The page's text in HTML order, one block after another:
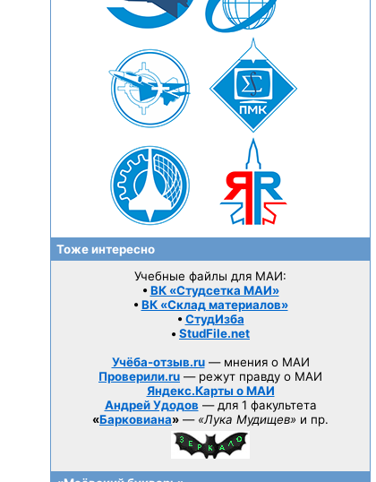
Тоже интересно
Учебные файлы для МАИ:
• ВК «Студсетка МАИ»
• ВК «Склад материалов»
• СтудИзба
• StudFile.net
Учёба-отзыв.ru— мнения о МАИ
Проверили.ru — режут правду о МАИ
Яндекс.Карты о МАИ
Андрей Удодов — для 1 факультета
«Барковиана» — «Лука Мудищев» и пр.